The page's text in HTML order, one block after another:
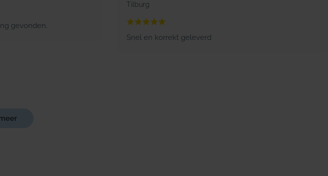
gevonden.
Tilburg
Snel en korrekt geleverd